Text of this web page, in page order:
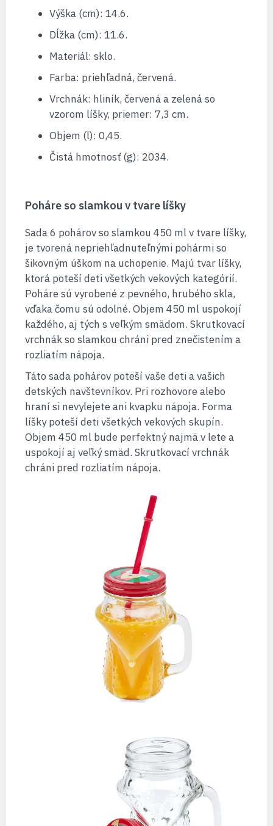
Výška (cm): 14.6.
Dĺžka (cm): 11.6.
Materiál: sklo.
Farba: priehľadná, červená.
Vrchnák: hliník, červená a zelená so
vzorom líšky, priemer: 7,3 cm.
Objem (l): 0,45.
Čistá hmotnosť (g): 2034.
Poháre so slamkou v tvare líšky
Sada 6 pohárov so slamkou 450 ml v tvare líšky,
je tvorená nepriehľadnuteľnými pohármi so
šikovným úškom na uchopenie. Majú tvar líšky,
ktorá poteší deti všetkých vekových kategórií.
Poháre sú vyrobené z pevného, hrubého skla,
vďaka čomu sú odolné. Objem 450 ml uspokojí
každého, aj tých s veľkým smädom. Skrutkovací
vrchnák so slamkou chráni pred znečistením a
rozliatím nápoja.
Táto sada pohárov poteší vaše deti a vašich
detských navštevníkov. Pri rozhovore alebo
hraní si nevylejete ani kvapku nápoja. Forma
líšky poteší deti všetkých vekových skupín.
Objem 450 ml bude perfektný najmä v lete a
uspokojí aj veľký smäd. Skrutkovací vrchnák
chráni pred rozliatím nápoja.